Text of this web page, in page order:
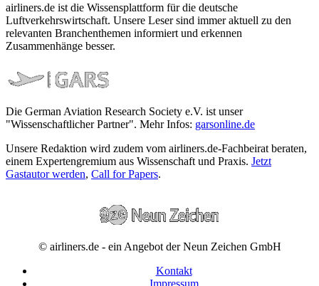
airliners.de ist die Wissensplattform für die deutsche
Luftverkehrswirtschaft. Unsere Leser sind immer aktuell zu den
relevanten Branchenthemen informiert und erkennen
Zusammenhänge besser.
Die German Aviation Research Society e.V. ist unser
"Wissenschaftlicher Partner". Mehr Infos: garsonline.de
Unsere Redaktion wird zudem vom airliners.de-Fachbeirat beraten,
einem Expertengremium aus Wissenschaft und Praxis. Jetzt
Gastautor werden, Call for Papers.
© airliners.de - ein Angebot der Neun Zeichen GmbH
Kontakt
Impressum